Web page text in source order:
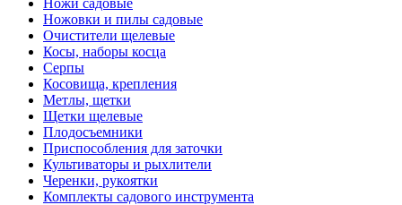
Ножи садовые
Ножовки и пилы садовые
Очистители щелевые
Косы, наборы косца
Серпы
Косовища, крепления
Метлы, щетки
Щетки щелевые
Плодосъемники
Приспособления для заточки
Культиваторы и рыхлители
Черенки, рукоятки
Комплекты садового инструмента